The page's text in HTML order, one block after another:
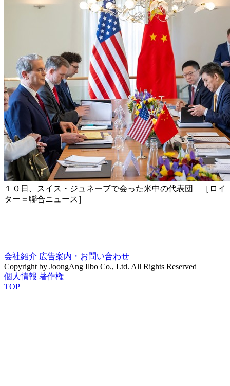
１０日、スイス・ジュネーブで会った米中の代表団 ［ロイ
ター＝聯合ニュース］
会社紹介 広告案内・お問い合わせ
Copyright by JoongAng Ilbo Co., Ltd. All Rights Reserved
個人情報 著作権
TOP